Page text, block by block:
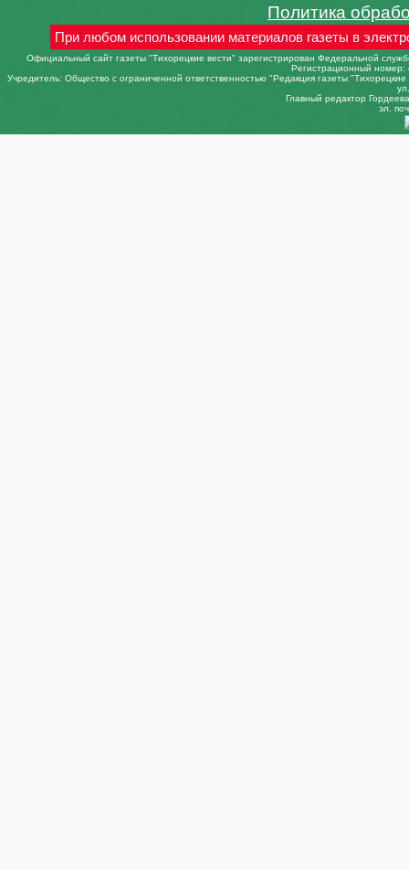
Политика
При любом использовании материалов газеты в
Официальный сайт газеты "Тихорецкие вести" зарегистрирован Федеральной
Регистрационный
Учредитель: Общество с ограниченной ответственностью "Редакция газеты
Главный редактор
эл.